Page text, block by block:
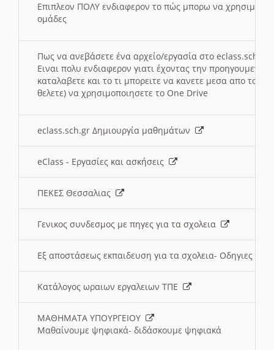
Επιπλεον ΠΟΛΥ ενδιαφερον το πώς μπορω να
ομάδες
Πως να ανεβάσετε ένα αρχείο/εργασία στο eclass.sch.gr
Ειναι πολυ ενδιαφερον γιατι έχοντας την
καταλαβετε και το τι μπορειτε να κανετε μεσα απο το
θελετε) να χρησιμοποιησετε το One Drive
eclass.sch.gr Δημιουργία μαθημάτων
eClass - Εργασίες και ασκήσεις
ΠΕΚΕΣ Θεσσαλιας
Γενικος συνδεσμος με πηγες για τα σχολεια
Εξ αποστάσεως εκπαιδευση για τα σχολεια- Οδηγιες
Κατάλογος ωραιων εργαλειων ΤΠΕ
ΜΑΘΗΜΑΤΑ ΥΠΟΥΡΓΕΙΟΥ
Μαθαίνουμε ψηφιακά- διδάσκουμε ψηφιακά